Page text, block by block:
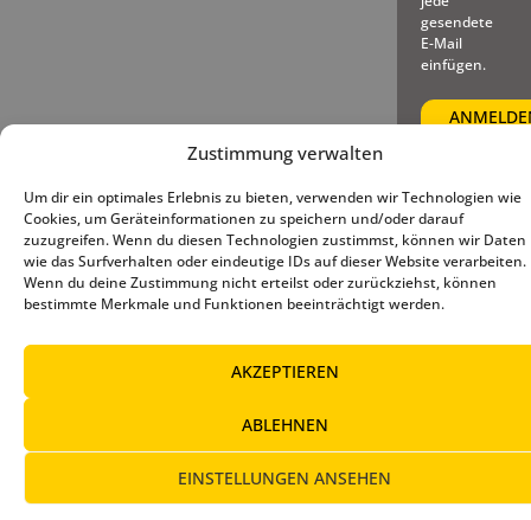
Zustimmung verwalten
Um dir ein optimales Erlebnis zu bieten, verwenden wir Technologien wie
Cookies, um Geräteinformationen zu speichern und/oder darauf
zuzugreifen. Wenn du diesen Technologien zustimmst, können wir Daten
wie das Surfverhalten oder eindeutige IDs auf dieser Website verarbeiten.
Wenn du deine Zustimmung nicht erteilst oder zurückziehst, können
bestimmte Merkmale und Funktionen beeinträchtigt werden.
AKZEPTIEREN
ABLEHNEN
EINSTELLUNGEN ANSEHEN
gesendete
E-Mail
einfügen.
© 2025 – Deutscher Baseball
und Softball Verband e.V.
Impressum |Datenschutz|
Cookie-Richtlinie (EU)